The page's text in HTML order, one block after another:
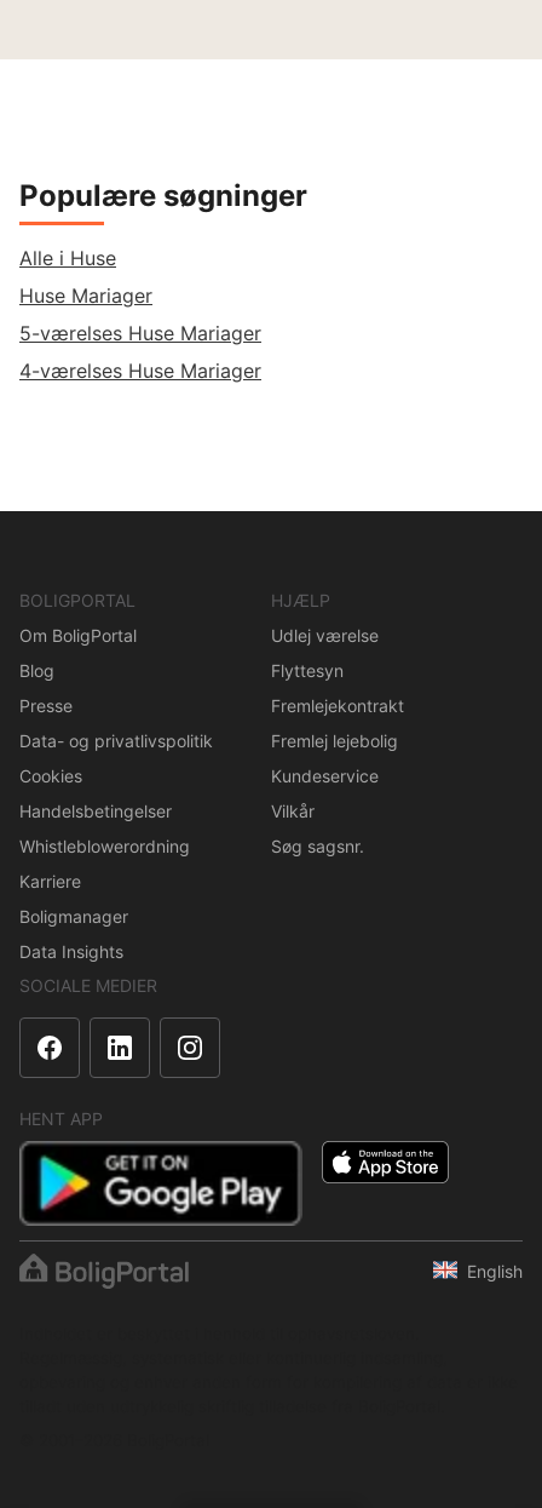
Populære søgninger
Alle i Huse
Huse Mariager
5-værelses Huse Mariager
4-værelses Huse Mariager
BOLIGPORTAL
Om BoligPortal
Blog
Presse
Data- og privatlivspolitik
Cookies
Handelsbetingelser
Whistleblowerordning
Karriere
Boligmanager
Data Insights
HJÆLP
Udlej værelse
Flyttesyn
Fremlejekontrakt
Fremlej lejebolig
Kundeservice
Vilkår
Søg sagsnr.
SOCIALE MEDIER
HENT APP
English